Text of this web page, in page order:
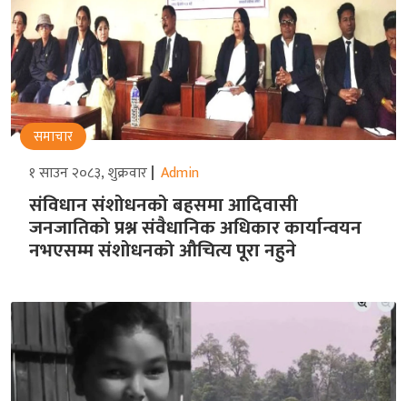
समाचार
१ साउन २०८३, शुक्रवार Admin
संविधान संशोधनको बहसमा आदिवासी
जनजातिको प्रश्न संवैधानिक अधिकार कार्यान्वयन
नभएसम्म संशोधनको औचित्य पूरा नहुने